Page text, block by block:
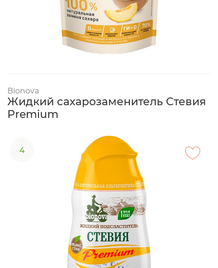
Bionova
Жидкий сахарозаменитель Стевия
Premium
4